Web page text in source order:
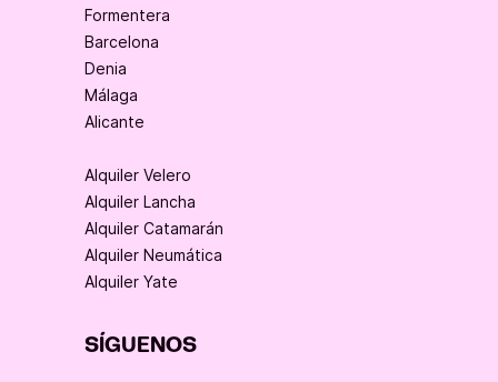
Formentera
Barcelona
Denia
Málaga
Alicante
Alquiler Velero
Alquiler Lancha
Alquiler Catamarán
Alquiler Neumática
Alquiler Yate
SÍGUENOS